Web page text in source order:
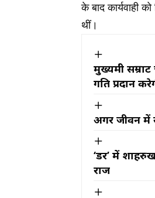
के बाद कार्यवाही
थीं।
मुख्यमंत्री
गति प्रदान
अगर जीवन में
‘डर’ में
राज